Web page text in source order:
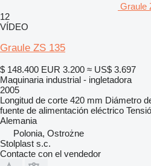
Graule
12
VÍDEO
Graule ZS 135
$ 148.400 EUR 3.200 ≈ US$ 3.697
Maquinaria industrial - ingletadora
2005
Longitud de corte 420 mm Diámetro
fuente de alimentación eléctrico
Alemania
Polonia, Ostrożne
Stolplast s.c.
Contacte con el vendedor